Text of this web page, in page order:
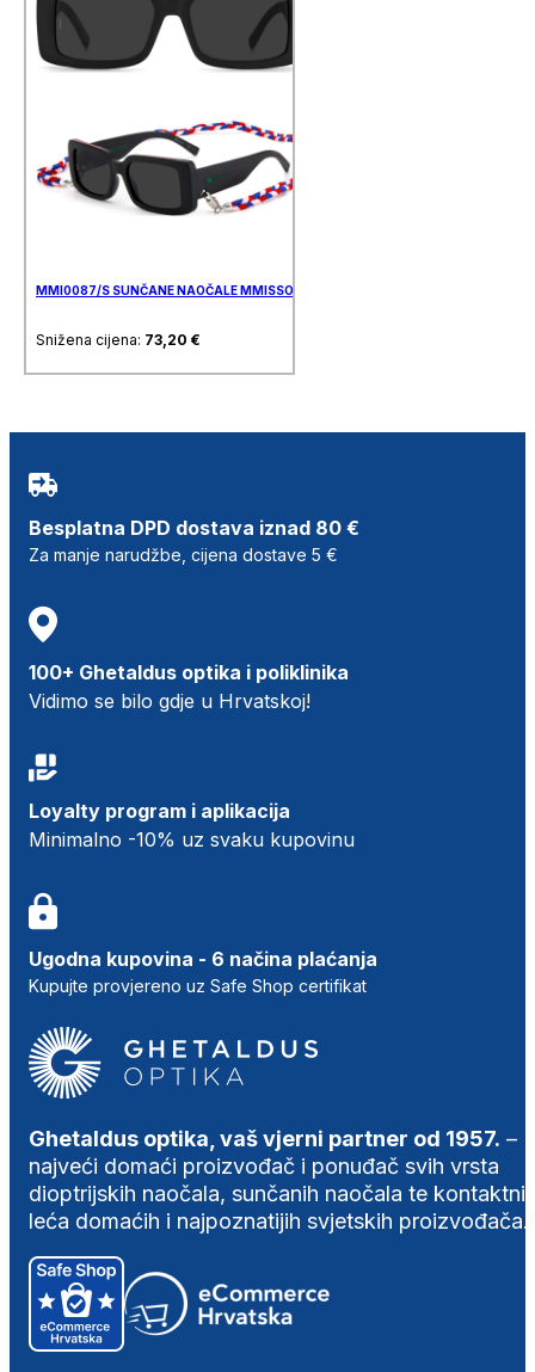
MMI0087/S SUNČANE NAOČALE MMISSONI
Snižena cijena: 73,20 €
Besplatna DPD dostava iznad 80 €
Za manje narudžbe, cijena dostave 5 €
100+ Ghetaldus optika i poliklinika
Vidimo se bilo gdje u Hrvatskoj!
Loyalty program i aplikacija
Minimalno -10% uz svaku kupovinu
Ugodna kupovina - 6 načina plaćanja
Kupujte provjereno uz Safe Shop certifikat
Ghetaldus optika, vaš vjerni partner od 1957. –
najveći domaći proizvođač i ponuđač svih vrsta
dioptrijskih naočala, sunčanih naočala te
leća domaćih i najpoznatijih svjetskih proizvođača.